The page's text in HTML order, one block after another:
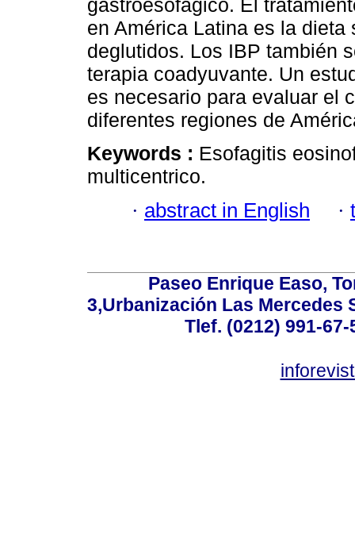
gastroesofágico. El
en América Latina es la
deglutidos. Los IBP también
terapia coadyuvante. Un
es necesario para evaluar el
diferentes regiones de
Keywords : Esofagitis
multicentrico.
· abstract in English ·
Paseo Enrique Easo,
3,Urbanización Las Mercedes
Tlef. (0212) 991-